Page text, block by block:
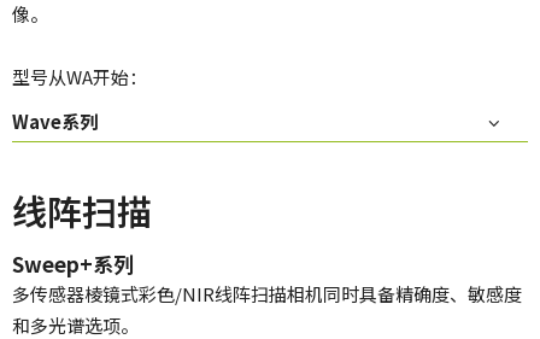
像。
型号从WA开始：
Wave系列
线阵扫描
Sweep+系列
多传感器棱镜式彩色/NIR线阵扫描相机同时具备精确度、敏感度
和多光谱选项。